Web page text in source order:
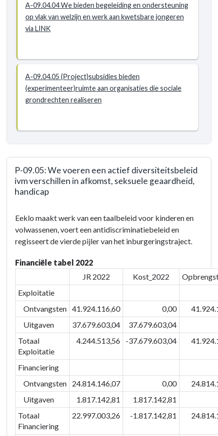
A-09.04.04 We bieden begeleiding en ondersteuning
op vlak van welzijn en werk aan kwetsbare jongeren
via LINK
A-09.04.05 (Project)subsidies bieden
(experimenteer)ruimte aan organisaties die sociale
grondrechten realiseren
P-09.05: We voeren een actief diversiteitsbeleid
ivm verschillen in afkomst, seksuele geaardheid,
handicap
naar
navigatie
09:
zetten
onze
kwaliteitsvolle
gezondheids-
sociale
voorzieningen
kansen
geven
Eeklo maakt werk van een taalbeleid voor kinderen en
volwassenen, voert een antidiscriminatiebeleid en
regisseert de vierde pijler van het inburgeringstraject.
Financiële tabel 2022
JR 2022
Kost_2022
Exploitatie
Ontvangsten 41.924.116,60 0,00
Uitgaven
37.679.603,04
37.679.603,04
Totaal
Exploitatie
4.244.513,56 -37.679.603,04
Financiering
Ontvangsten
24.814.146,07 0,00
Uitgaven
1.817.142,81
1.817.142,81
Totaal
Financiering
22.997.003,26 -1.817.142,81